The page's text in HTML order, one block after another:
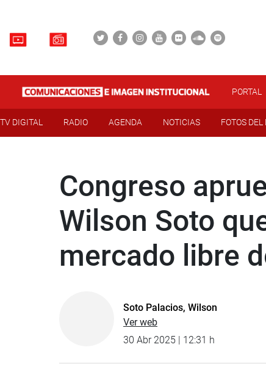
PORTAL
TV DIGITAL RADIO AGENDA NOTICIAS FOTOS DEL
Congreso
Wilson Soto
mercado libre
Soto Palacios, Wilson
Ver web
30 Abr 2025 | 12:31 h